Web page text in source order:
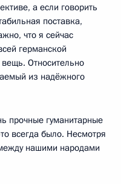
а если говорить
поставка,
что я сейчас
германской
Относительно
из надёжного
прочные гуманитарные
всегда было. Несмотря
нашими народами